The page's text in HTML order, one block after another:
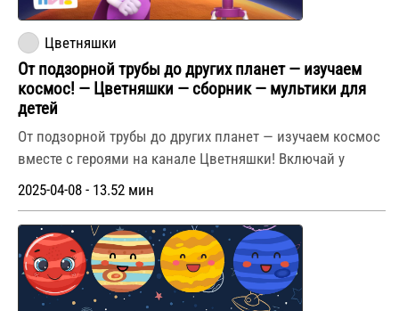
Цветняшки
От подзорной трубы до других планет — изучаем
космос! — Цветняшки — сборник — мультики для
детей
От подзорной трубы до других планет — изучаем космос
вместе с героями на канале Цветняшки! Включай у
2025-04-08 - 13.52 мин